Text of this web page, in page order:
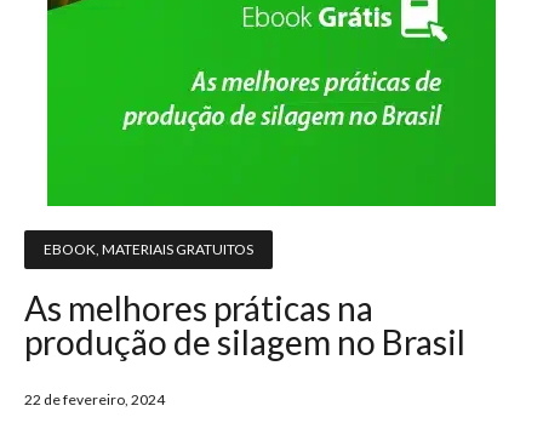
EBOOK MATERIAIS GRATUITOS
As melhores práticas na
produção de silagem no Brasil
22 de fevereiro, 2024